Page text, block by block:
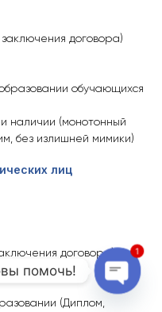
договора)
обучающихся
наличии (монотонный
без излишней мимики)
лиц
договора)
(Диплом,
помочь!
1